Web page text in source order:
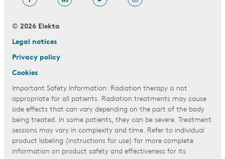
© 2026 Elekta
Legal notices
Privacy policy
Cookies
Important Safety Information: Radiation therapy is not
appropriate for all patients. Radiation treatments may cause
side effects that can vary depending on the part of the body
being treated. In some patients, they can be severe. Treatment
sessions may vary in complexity and time. Refer to individual
product labeling (instructions for use) for more complete
information on product safety and effectiveness for its